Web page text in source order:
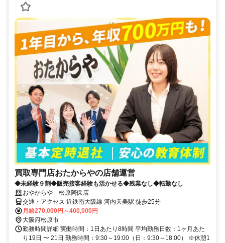
買取専門店おたからやの店舗運営
◆未経験９割◆販売接客経験も活かせる◆残業なし◆転勤なし
おやからや 松原阿保店
交通・アクセス 近鉄南大阪線 河内天美駅 徒歩25分
月給270,000円～400,000円
大阪府松原市
勤務時間詳細 実働時間：1日あたり8時間 平均勤務日数：1ヶ月あた
り19日 〜 21日 勤務時間：9:30～19:00（日：9:30～18:00） ※休憩1